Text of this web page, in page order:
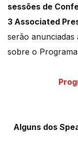
sessões de
3 Associated
serão anunciadas
sobre o
Alguns dos